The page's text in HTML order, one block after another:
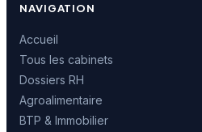
NAVIGATION
Accueil
Tous les cabinets
Dossiers RH
Agroalimentaire
BTP & Immobilier